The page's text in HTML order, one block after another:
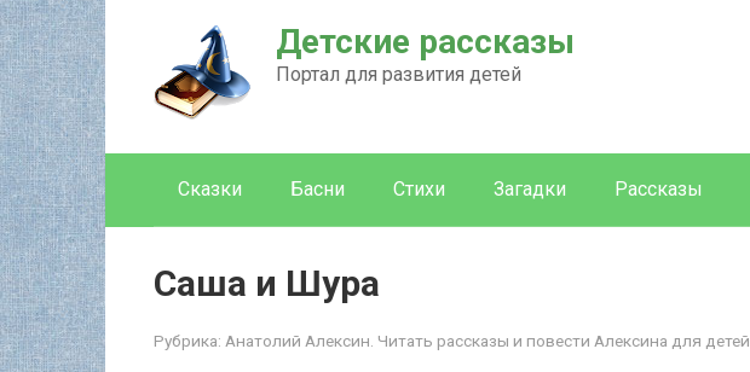
Перейти
к
контенту
Детские рассказы
Портал для развития детей
Сказки Басни Стихи Загадки Рассказы
Саша и Шура
Рубрика: Анатолий Алексин. Читать рассказы и повести Алексина для детей